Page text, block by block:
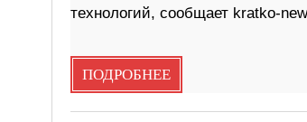
технологий, сообщает kratko-
ПОДРОБНЕЕ